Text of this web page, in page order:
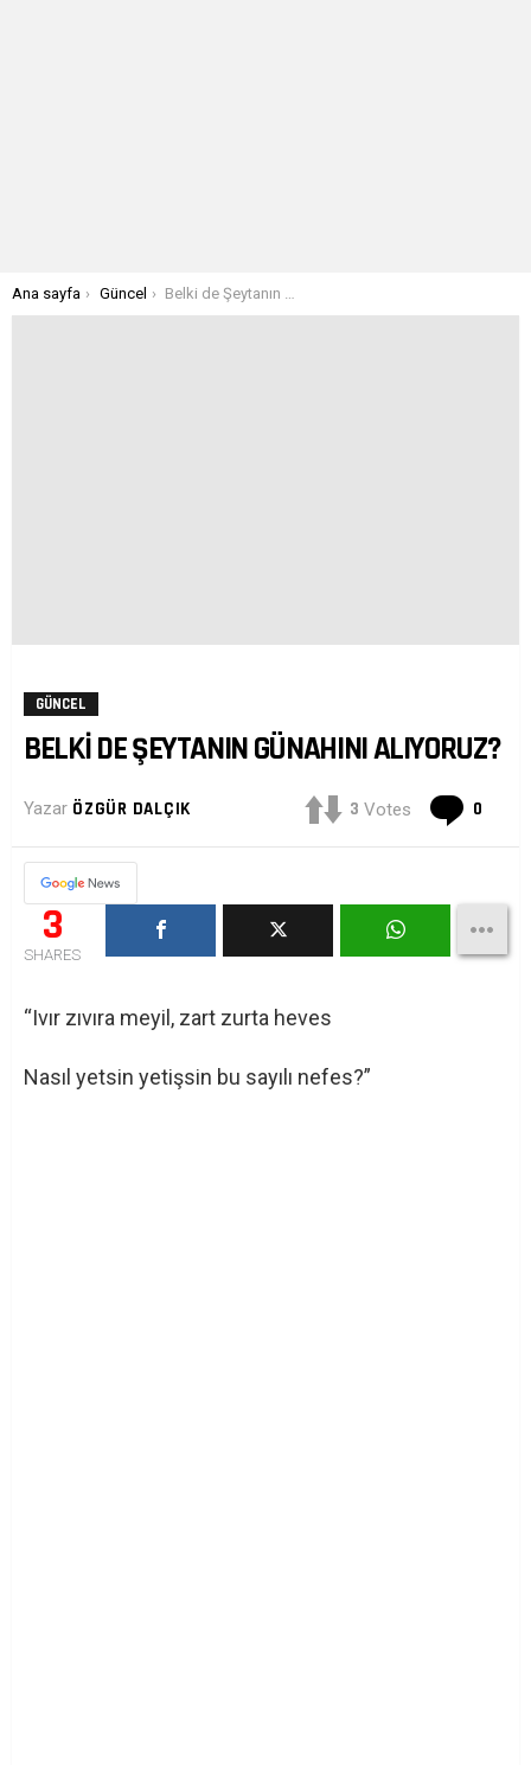
Buradasınız:
Ana sayfa Güncel Belki de Şeytanın Günahını Alıyoruz?
GÜNCEL
BELKI DE ŞEYTANIN GÜNAHINI ALIYORUZ?
Yazar ÖZGÜR DALÇIK 3 Votes 0
3
SHARES
“Ivır zıvıra meyil, zart zurta heves
Nasıl yetsin yetişsin bu sayılı nefes?”